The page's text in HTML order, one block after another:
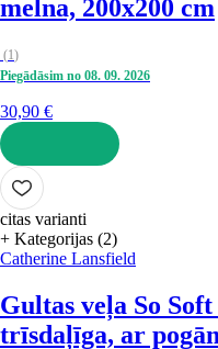
melna, 200x200 cm
(1)
Piegādāsim no 08. 09. 2026
30,90 €
LIKT GROZĀ
citas varianti
+ Kategorijas (2)
Catherine Lansfield
Gultas veļa So
trīsdaļīga, ar